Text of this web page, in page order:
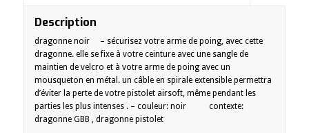
Description
dragonne noir – sécurisez votre arme de poing, avec cette
dragonne. elle se fixe à votre ceinture avec une sangle de
maintien de velcro et à votre arme de poing avec un
mousqueton en métal. un câble en spirale extensible permettra
d’éviter la perte de votre pistolet airsoft, même pendant les
parties les plus intenses . – couleur: noir contexte:
dragonne GBB , dragonne pistolet